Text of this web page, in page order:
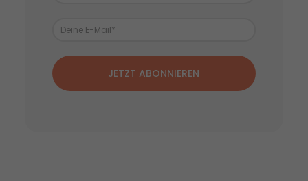
JETZT ABONNIEREN